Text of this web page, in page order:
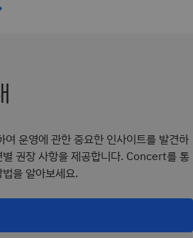
운영에 관한 중요한 인사이트를 발견하
권장 사항을 제공합니다. Concert를 통
을 알아보세요.